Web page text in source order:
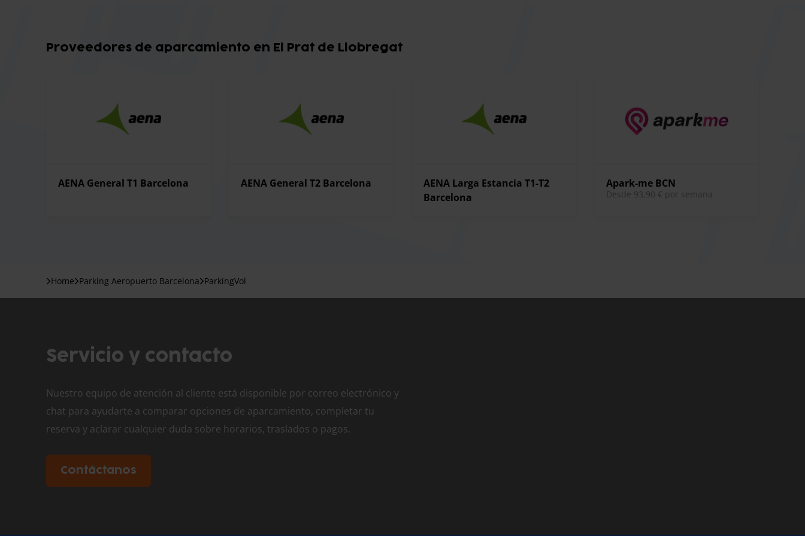
Proveedores de aparcamiento en El Prat de Llobregat
AENA General T1 Barcelona AENA General T2 Barcelona
AENA Larga Estancia T1-T2
Barcelona
Apark-me BCN
desde 93,90 € por semana
Home Parking Aeropuerto Barcelona ParkingVol
Servicio y contacto
Nuestro equipo de atención al cliente está disponible por correo electrónico y
chat para ayudarte a comparar opciones de aparcamiento, completar tu
reserva y aclarar cualquier duda sobre horarios, traslados o pagos.
Contáctanos